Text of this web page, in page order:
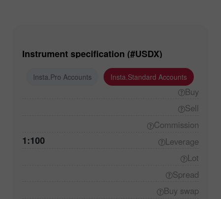
Instrument specification (#USDX)
Insta.Standard Accounts
Insta.Pro Accounts
Buy
Sell
Commission
Leverage
1:100
Lot
Spread
Buy swap